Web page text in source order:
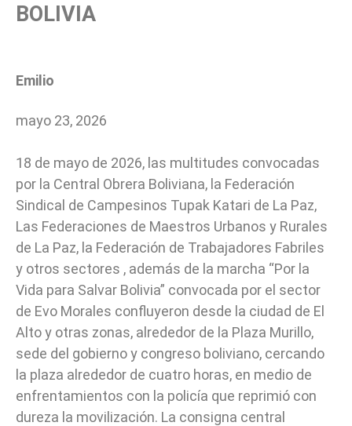
BOLIVIA
Emilio
mayo 23, 2026
18 de mayo de 2026, las multitudes convocadas
por la Central Obrera Boliviana, la Federación
Sindical de Campesinos Tupak Katari de La Paz,
Las Federaciones de Maestros Urbanos y Rurales
de La Paz, la Federación de Trabajadores Fabriles
y otros sectores , además de la marcha “Por la
Vida para Salvar Bolivia” convocada por el sector
de Evo Morales confluyeron desde la ciudad de El
Alto y otras zonas, alrededor de la Plaza Murillo,
sede del gobierno y congreso boliviano, cercando
la plaza alrededor de cuatro horas, en medio de
enfrentamientos con la policía que reprimió con
dureza la movilización. La consigna central